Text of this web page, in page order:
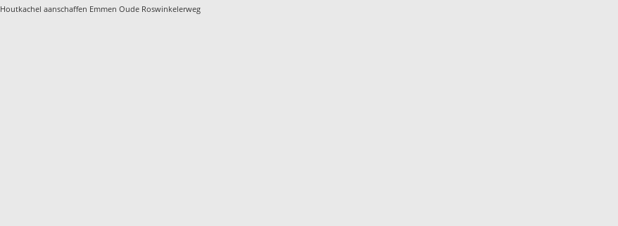
Houtkachel aanschaffen Emmen Oude Roswinkelerweg